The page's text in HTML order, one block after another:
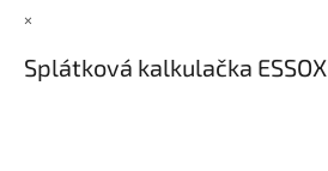
×
Splátková kalkulačka ESSOX